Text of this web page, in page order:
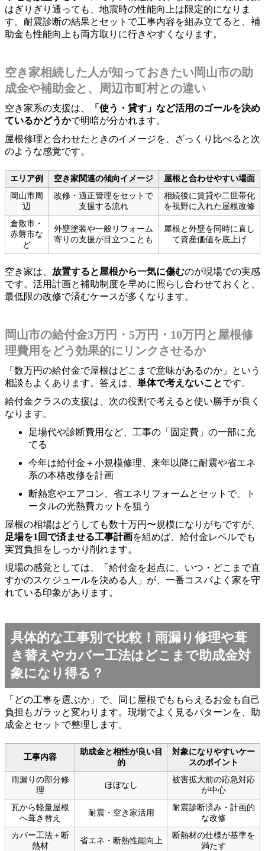
はぎりぎり通っても、地震時の性能向上は限定的になりま
す。耐震診断の結果とセットで工事内容を組み立てると、補
助金も性能向上も両方取りに行きやすくなります。
空き家相続した人が知っておきたい岡山市の助
成金や補助金と、周辺市町村との違い
空き家系の支援は、
「使う・貸す」など活用のゴールを決め
ているかどうかで明暗が分かれます。
屋根修理と合わせたときのイメージを、ざっくり比べると次
のような感覚です。
エリア例 空き家関連の傾向イメージ
屋根と合わせやすい場面
岡山市周
辺
改修・適正管理をセットで
支援する流れ
相続後に賃貸や二世帯化
を視野に入れた屋根改修
倉敷市・
赤磐市な
ど
外壁塗装や一般リフォーム
寄りの支援が目立つことも
屋根と外壁を同時に直し
て資産価値を底上げ
空き家は、 放置すると屋根から一気に傷むのが現場での実感
です。活用計画と補助制度を早めに照らし合わせておくと、
最低限の改修で済むケースが多くなります。
岡山市の給付金3万円・5万円・10万円と屋根修
理費用をどう効果的にリンクさせるか
「数万円の給付金で屋根はどこまで意味があるのか」という
相談もよくあります。答えは、 単体で考えないことです。
給付金クラスの支援は、次の役割で考えると使い勝手が良く
なります。
足場代や診断費用など、工事の「固定費」の一部に充
てる
今年は給付金＋小規模修理、来年以降に耐震や省エネ
系の本格改修を計画
断熱窓やエアコン、省エネリフォームとセットで、ト
ータルの光熱費カットを狙う
屋根の相場はどうしても数十万円〜規模になりがちですが、
足場を1回で済ませる工事計画を組めば、給付金レベルでも
実質負担をしっかり削れます。
現場の感覚としては、「給付金を起点に、いつ・どこまで直
すかのスケジュールを決める人」が、一番コスパよく家を守
れている印象があります。
具体的な工事別で比較！雨漏り修理や葺
き替えやカバー工法はどこまで助成金対
象になり得る？
「どの工事を選ぶか」で、同じ屋根でももらえるお金も自己
負担もガラッと変わります。現場でよく見るパターンを、助
成金とセットで整理します。
工事内容
助成金と相性が良い目
的
対象になりやすいケー
スのポイント
雨漏りの部分修
理
ほぼなし
被害拡大前の応急対応
が中心
瓦から軽量屋根
へ葺き替え
耐震・空き家活用
耐震診断済み・計画的
な改修
カバー工法＋断
熱材
省エネ・断熱性能向上
断熱材の仕様が基準を
満たす